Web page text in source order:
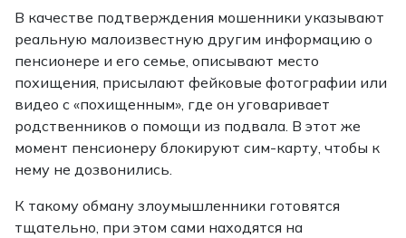
В качестве подтверждения мошенники указывают
реальную малоизвестную другим информацию о
пенсионере и его семье, описывают место
похищения, присылают фейковые фотографии или
видео с «похищенным», где он уговаривает
родственников о помощи из подвала. В этот же
момент пенсионеру блокируют сим-карту, чтобы к
нему не дозвонились.
К такому обману злоумышленники готовятся
тщательно, при этом сами находятся на